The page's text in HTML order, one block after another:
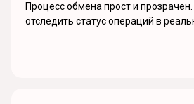
Процесс обмена прост и
отследить статус операций в